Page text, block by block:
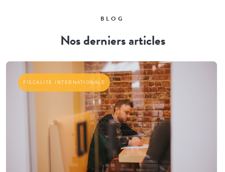
BLOG
Nos derniers articles
FISCALITÉ INTERNATIONALE